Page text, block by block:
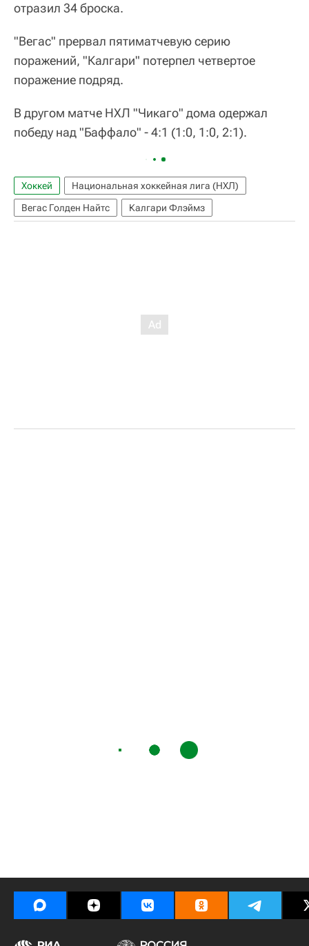
отразил 34 броска.
"Вегас" прервал пятиматчевую серию
поражений, "Калгари" потерпел четвертое
поражение подряд.
В другом матче НХЛ "Чикаго" дома одержал
победу над "Баффало" - 4:1 (1:0, 1:0, 2:1).
Хоккей
Национальная хоккейная лига (НХЛ)
Вегас Голден Найтс
Калгари Флэймз